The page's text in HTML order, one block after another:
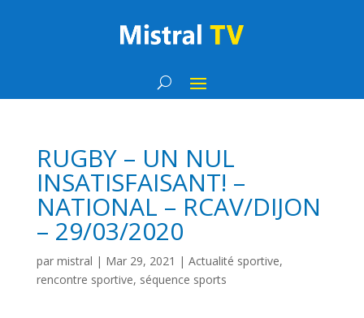
RUGBY – UN NUL
INSATISFAISANT! –
NATIONAL – RCAV/DIJON
– 29/03/2020
par mistral | Mar 29, 2021 | Actualité sportive,
rencontre sportive, séquence sports